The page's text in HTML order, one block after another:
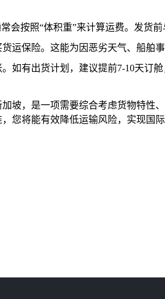
按照“体积重”来计算运费。发货
运保险。这能为因恶劣天气、船舶
如有出货计划，建议提前7-10天订舱
坡，是一项需要综合考虑货物特性
您将能有效降低运输风险，实现国际